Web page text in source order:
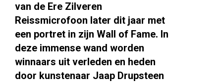
van de Ere Zilveren
Reissmicrofoon later dit jaar met
een portret in zijn Wall of Fame. In
deze immense wand worden
winnaars uit verleden en heden
door kunstenaar Jaap Drupsteen